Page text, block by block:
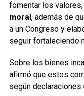
fomentar los
moral, además de
a un Congreso y
seguir fortaleciendo
Sobre los bienes
afirmó que estos
según declaraciones